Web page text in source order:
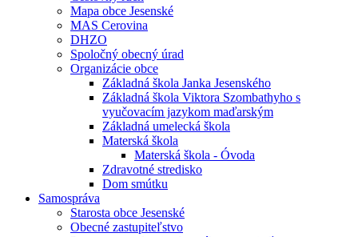
Mapa obce Jesenské
MAS Cerovina
DHZO
Spoločný obecný úrad
Organizácie obce
Základná škola Janka Jesenského
Základná škola Viktora Szombathyho s
vyučovacím jazykom maďarským
Základná umelecká škola
Materská škola
Materská škola - Óvoda
Zdravotné stredisko
Dom smútku
Samospráva
Starosta obce Jesenské
Obecné zastupiteľstvo